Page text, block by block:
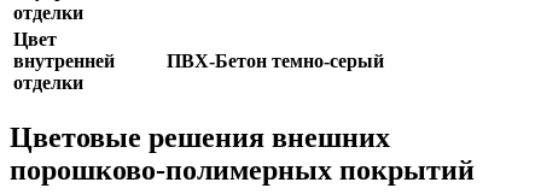
отделки
Цвет
внутренней
отделки
ПВХ-Бетон темно-серый
Цветовые решения внешних
порошково-полимерных покрытий